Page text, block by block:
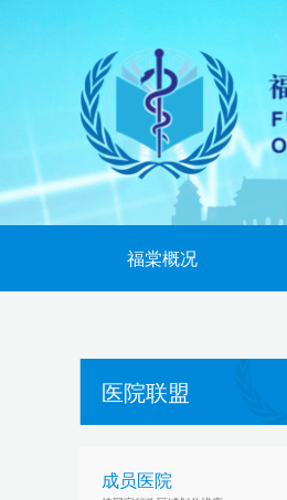
福棠概况
医院联盟
成员医院
福建省福州儿童医院
福建省儿童医院
江西省妇女儿童医学中
九江市妇幼保健院
赣州市妇幼保健院
山东大学附属儿童医院
山东第一医科大学附属